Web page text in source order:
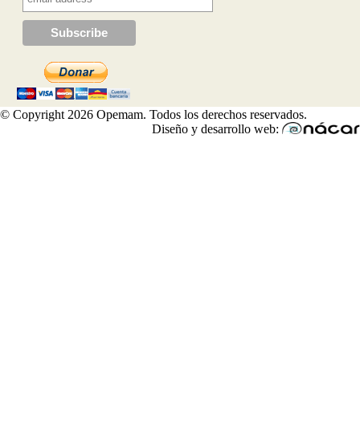
© Copyright 2026 Opemam. Todos los derechos reservados.
Diseño y desarrollo web: